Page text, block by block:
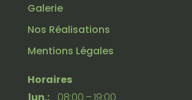
Galerie
Nos Réalisations
Mentions Légales
Horaires
lun.:
08:00 – 19:00